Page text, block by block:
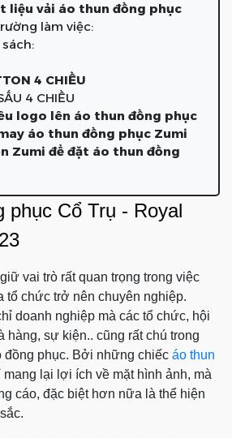
liệu vải áo thun đồng phục
làm việc:
4 CHIỀU
4 CHIỀU
logo lên áo thun đồng phục
áo thun đồng phục Zumi
Zumi để đặt áo thun đồng
phục Cổ Trụ - Royal
vai trò rất quan trọng trong việc
tổ chức trở nên chuyên nghiệp.
doanh nghiệp mà các tổ chức, hội
hàng, sự kiện.. cũng rất chú trong
đồng phục. Bởi những chiếc áo thun
mang lại lợi ích về mặt hình ảnh, mà
cáo, đặc biệt hơn nữa là thể hiện